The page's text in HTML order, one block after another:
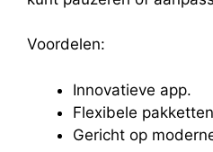
Voordelen:
Innovatieve app.
Flexibele
Gericht op